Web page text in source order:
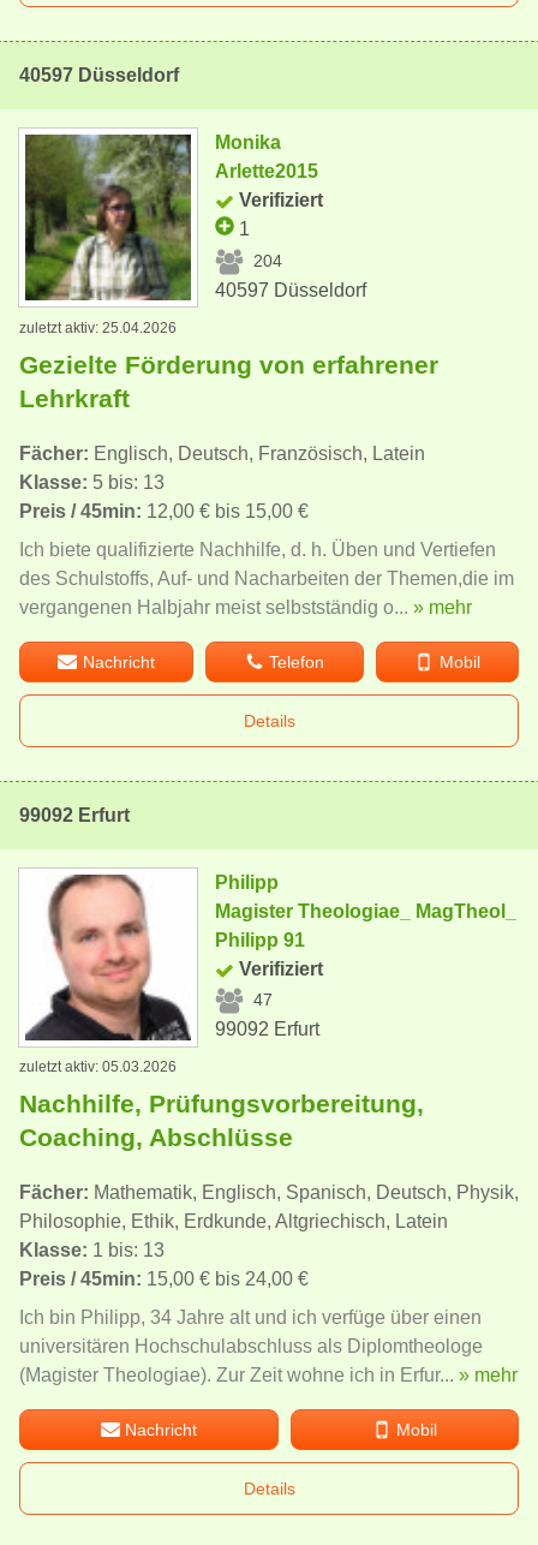
40597 Düsseldorf
Monika
Arlette2015
Verifiziert
1
204
40597 Düsseldorf
zuletzt aktiv: 25.04.2026
Gezielte Förderung von erfahrener
Lehrkraft
Fächer: Englisch, Deutsch, Französisch, Latein
Klasse: 5 bis: 13
Preis / 45min: 12,00 € bis 15,00 €
Ich biete qualifizierte Nachhilfe, d. h. Üben und Vertiefen
des Schulstoffs, Auf- und Nacharbeiten der Themen,die im
vergangenen Halbjahr meist selbstständig o... » mehr
Nachricht Telefon Mobil
Details
99092 Erfurt
Philipp
Magister Theologiae_ MagTheol_
Philipp 91
Verifiziert
47
99092 Erfurt
zuletzt aktiv: 05.03.2026
Nachhilfe, Prüfungsvorbereitung,
Coaching, Abschlüsse
Fächer: Mathematik, Englisch, Spanisch, Deutsch, Physik,
Philosophie, Ethik, Erdkunde, Altgriechisch, Latein
Klasse: 1 bis: 13
Preis / 45min: 15,00 € bis 24,00 €
Ich bin Philipp, 34 Jahre alt und ich verfüge über einen
universitären Hochschulabschluss als Diplomtheologe
(Magister Theologiae). Zur Zeit wohne ich in Erfur... » mehr
Nachricht Mobil
Details